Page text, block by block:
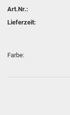
Art.Nr.:
Lieferzeit:
Farbe: